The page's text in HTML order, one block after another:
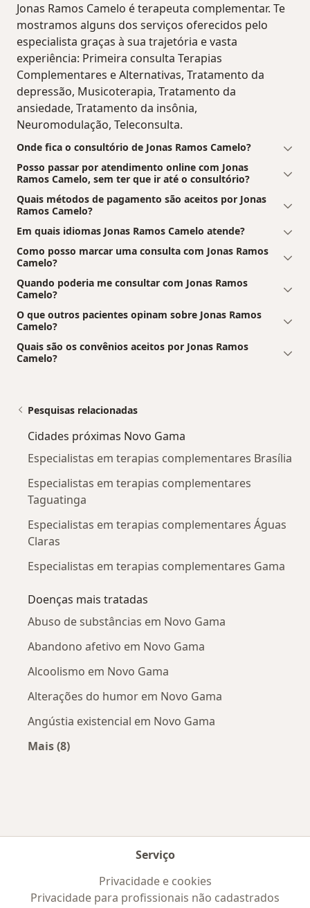
Jonas Ramos Camelo é terapeuta complementar. Te
mostramos alguns dos serviços oferecidos pelo
especialista graças à sua trajetória e vasta
experiência: Primeira consulta Terapias
Complementares e Alternativas, Tratamento da
depressão, Musicoterapia, Tratamento da
ansiedade, Tratamento da insônia,
Neuromodulação, Teleconsulta.
Onde fica o consultório de Jonas Ramos Camelo?
Posso passar por atendimento online com Jonas
Ramos Camelo, sem ter que ir até o consultório?
Quais métodos de pagamento são aceitos por Jonas
Ramos Camelo?
Em quais idiomas Jonas Ramos Camelo atende?
Como posso marcar uma consulta com Jonas Ramos
Camelo?
Quando poderia me consultar com Jonas Ramos
Camelo?
O que outros pacientes opinam sobre Jonas Ramos
Camelo?
Quais são os convênios aceitos por Jonas Ramos
Camelo?
Pesquisas relacionadas
Cidades próximas Novo Gama
Especialistas em terapias complementares Brasília
Especialistas em terapias complementares
Taguatinga
Especialistas em terapias complementares Águas
Claras
Especialistas em terapias complementares Gama
Doenças mais tratadas
Abuso de substâncias em Novo Gama
Abandono afetivo em Novo Gama
Alcoolismo em Novo Gama
Alterações do humor em Novo Gama
Angústia existencial em Novo Gama
Mais (8)
Serviço
Privacidade e cookies
Privacidade para profissionais não cadastrados